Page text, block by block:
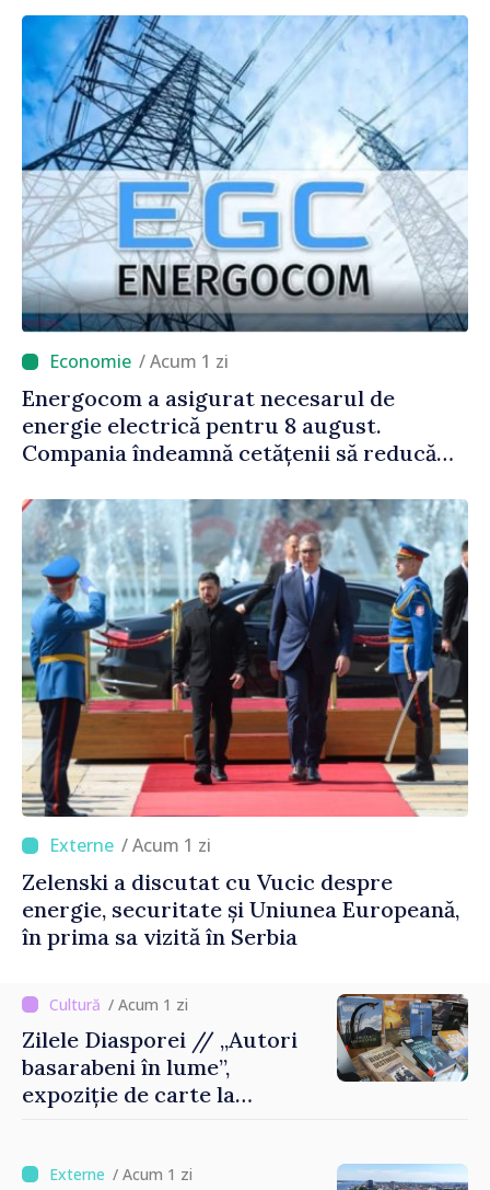
/ Acum 1 zi
Energocom a asigurat necesarul de
energie electrică pentru 8 august.
Compania îndeamnă cetățenii să reducă
/ Acum 1 zi
Zelenski a discutat cu Vucic despre
energie, securitate și Uniunea Europeană,
în prima sa vizită în Serbia
/ Acum 1 zi
Zilele Diasporei // „Autori
basarabeni în lume”,
expoziție de carte la
/ Acum 1 zi